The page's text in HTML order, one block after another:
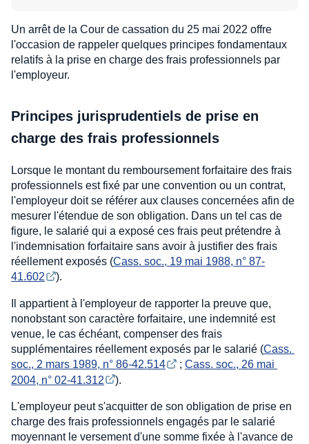
Un arrêt de la Cour de cassation du 25 mai 2022 offre
l'occasion de rappeler quelques principes fondamentaux
relatifs à la prise en charge des frais professionnels par
l'employeur.
Principes jurisprudentiels de prise en
charge des frais professionnels
Lorsque le montant du remboursement forfaitaire des frais
professionnels est fixé par une convention ou un contrat,
l'employeur doit se référer aux clauses concernées afin de
mesurer l'étendue de son obligation. Dans un tel cas de
figure, le salarié qui a exposé ces frais peut prétendre à
l'indemnisation forfaitaire sans avoir à justifier des frais
réellement exposés (Cass. soc., 19 mai 1988, n° 87-
41.602
).
Il appartient à l'employeur de rapporter la preuve que,
nonobstant son caractère forfaitaire, une indemnité est
venue, le cas échéant, compenser des frais
supplémentaires réellement exposés par le salarié (Cass.
soc., 2 mars 1989, n° 86-42.514
; Cass. soc., 26 mai
2004, n° 02-41.312
).
L'employeur peut s'acquitter de son obligation de prise en
charge des frais professionnels engagés par le salarié
moyennant le versement d'une somme fixée à l'avance de